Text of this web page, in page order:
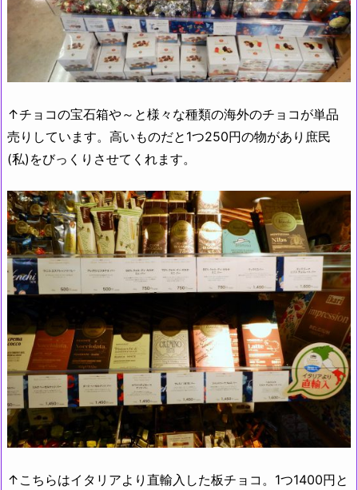
↑チョコの宝石箱や～と様々な種類の海外のチョコが単品
売りしています。高いものだと1つ250円の物があり庶民
(私)をびっくりさせてくれます。
↑こちらはイタリアより直輸入した板チョコ。1つ1400円と